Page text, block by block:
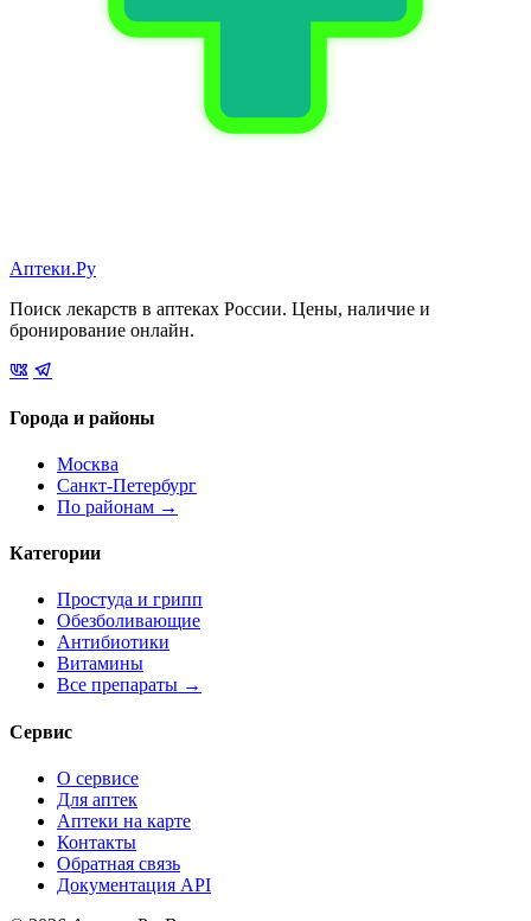
Аптеки.Ру
Поиск лекарств в аптеках России. Цены, наличие и
бронирование онлайн.
Города и районы
Москва
Санкт-Петербург
По районам →
Категории
Простуда и грипп
Обезболивающие
Антибиотики
Витамины
Все препараты →
Сервис
О сервисе
Для аптек
Аптеки на карте
Контакты
Обратная связь
Документация API